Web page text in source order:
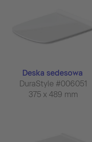
Deska sedesowa
DuraStyle #006051
375 x 489 mm